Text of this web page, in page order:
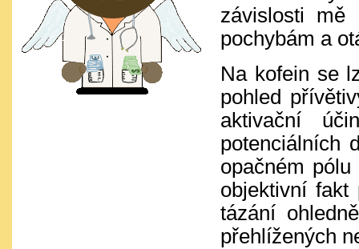
závislosti mě
pochybám a
Na kofein se
pohled
aktivační
potenciálních
opačném
objektivní fakt
tázání
přehlížených